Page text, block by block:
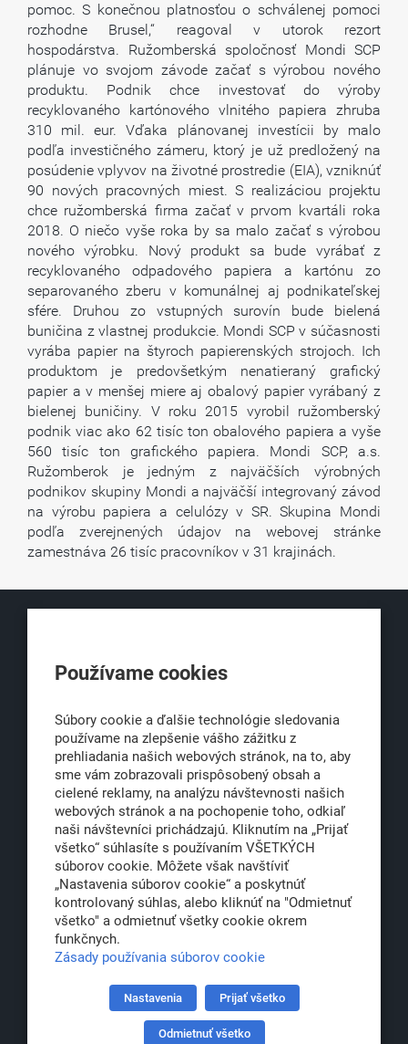
pomoc. S konečnou platnosťou o schválenej pomoci
rozhodne Brusel,“ reagoval v utorok rezort
hospodárstva. Ružomberská spoločnosť Mondi SCP
plánuje vo svojom závode začať s výrobou nového
produktu. Podnik chce investovať do výroby
recyklovaného kartónového vlnitého papiera zhruba
310 mil. eur. Vďaka plánovanej investícii by malo
podľa investičného zámeru, ktorý je už predložený na
posúdenie vplyvov na životné prostredie (EIA), vzniknúť
90 nových pracovných miest. S realizáciou projektu
chce ružomberská firma začať v prvom kvartáli roka
2018. O niečo vyše roka by sa malo začať s výrobou
nového výrobku. Nový produkt sa bude vyrábať z
recyklovaného odpadového papiera a kartónu zo
separovaného zberu v komunálnej aj podnikateľskej
sfére. Druhou zo vstupných surovín bude bielená
buničina z vlastnej produkcie. Mondi SCP v súčasnosti
vyrába papier na štyroch papierenských strojoch. Ich
produktom je predovšetkým nenatieraný grafický
papier a v menšej miere aj obalový papier vyrábaný z
bielenej buničiny. V roku 2015 vyrobil ružomberský
podnik viac ako 62 tisíc ton obalového papiera a vyše
560 tisíc ton grafického papiera. Mondi SCP, a.s.
Ružomberok je jedným z najväčších výrobných
podnikov skupiny Mondi a najväčší integrovaný závod
na výrobu papiera a celulózy v SR. Skupina Mondi
podľa zverejnených údajov na webovej stránke
zamestnáva 26 tisíc pracovníkov v 31 krajinách.
Obchodná 6
office@klub500.sk
+421 2 54 646 464
www.klub500.sk
Copyright: Klub 500, 2026
Všetky práva vyhradené
Právna informácia
Partner:
Používame cookies
Súbory cookie a ďalšie technológie sledovania
používame na zlepšenie vášho zážitku z
prehliadania našich webových stránok, na to, aby
sme vám zobrazovali prispôsobený obsah a
cielené reklamy, na analýzu návštevnosti našich
webových stránok a na pochopenie toho, odkiaľ
naši návštevníci prichádzajú. Kliknutím na „Prijať
všetko“ súhlasíte s používaním VŠETKÝCH
súborov cookie. Môžete však navštíviť
„Nastavenia súborov cookie“ a poskytnúť
kontrolovaný súhlas, alebo kliknúť na "Odmietnuť
všetko" a odmietnuť všetky cookie okrem
funkčnych.
Zásady používania súborov cookie
Nastavenia Prijať všetko
Odmietnuť všetko